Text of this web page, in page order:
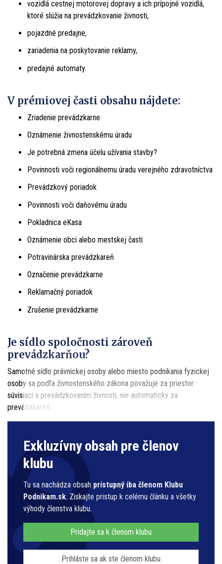
vozidlá cestnej motorovej dopravy a ich prípojné vozidlá,
ktoré slúžia na prevádzkovanie živnosti,
pojazdné predajne,
zariadenia na poskytovanie reklamy,
predajné automaty.
V prémiovej časti obsahu nájdete:
Zriadenie prevádzkarne
Oznámenie živnostenskému úradu
Je potrebná zmena účelu užívania stavby?
Povinnosti voči regionálnemu úradu verejného zdravotníctva
Prevádzkový poriadok
Povinnosti voči daňovému úradu
Pokladnica eKasa
Oznámenie obci alebo mestskej časti
Potravinárska prevádzkareň
Označenie prevádzkarne
Reklamačný poriadok
Zrušenie prevádzkarne
Je sídlo spoločnosti zároveň
prevádzkarňou?
Samotné sídlo právnickej osoby alebo miesto podnikania fyzickej
osoby sa podľa živnostenského zákona považuje za priestor
súvisiaci s prevádzkovaním živnosti, nie automaticky za
prevádzkareň.
Exkluzívny obsah pre členov
klubu
Tu sa nachádza obsah prístupný iba členom Klubu
Podnikam.sk. Ziskajte pristup k celému článku a všetky
výhody členstva klubu.
Pridajte sa k členom klubu
Prihláste sa ak ste členom klubu